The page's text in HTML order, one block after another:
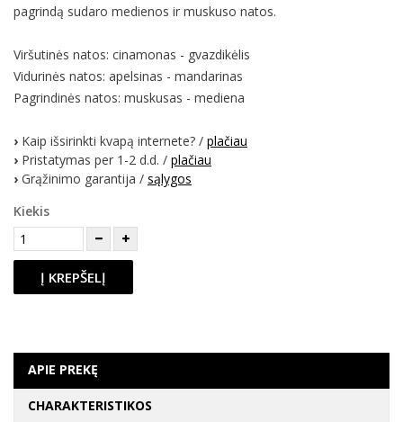
pagrindą sudaro medienos ir muskuso natos.
Viršutinės natos: cinamonas - gvazdikėlis
Vidurinės natos: apelsinas - mandarinas
Pagrindinės natos: muskusas - mediena
› Kaip išsirinkti kvapą internete? / plačiau
› Pristatymas per 1-2 d.d. / plačiau
› Grąžinimo garantija / sąlygos
Kiekis
Į KREPŠELĮ
APIE PREKĘ
CHARAKTERISTIKOS